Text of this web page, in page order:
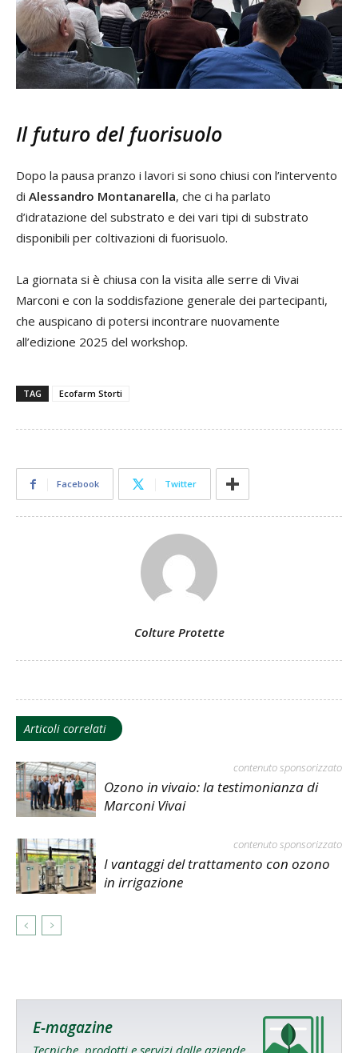
Il futuro del fuorisuolo
Dopo la pausa pranzo i lavori si sono chiusi con l’intervento
di Alessandro Montanarella, che ci ha parlato
d’idratazione del substrato e dei vari tipi di substrato
disponibili per coltivazioni di fuorisuolo.
La giornata si è chiusa con la visita alle serre di Vivai
Marconi e con la soddisfazione generale dei partecipanti,
che auspicano di potersi incontrare nuovamente
all’edizione 2025 del workshop.
TAG Ecofarm Storti
Facebook Twitter
Colture Protette
Articoli correlati
contenuto sponsorizzato
Ozono in vivaio: la testimonianza di
Marconi Vivai
contenuto sponsorizzato
I vantaggi del trattamento con ozono
in irrigazione
E-magazine